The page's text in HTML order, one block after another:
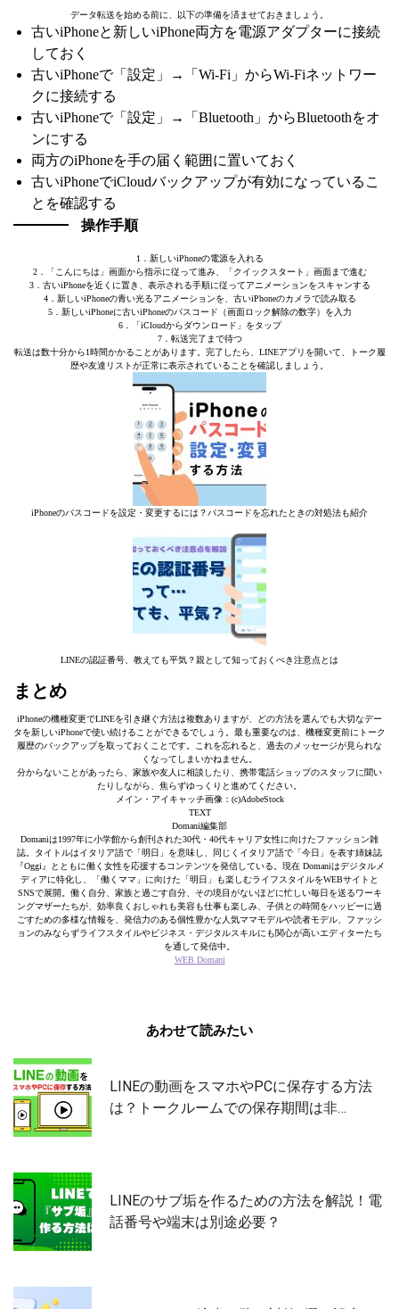
データ転送を始める前に、以下の準備を済ませておきましょう。
古いiPhoneと新しいiPhone両方を電源アダプターに接続
しておく
古いiPhoneで「設定」→「Wi-Fi」からWi-Fiネットワー
クに接続する
古いiPhoneで「設定」→「Bluetooth」からBluetoothをオ
ンにする
両方のiPhoneを手の届く範囲に置いておく
古いiPhoneでiCloudバックアップが有効になっているこ
とを確認する
操作手順
1．新しいiPhoneの電源を入れる
2．「こんにちは」画面から指示に従って進み、「クイックスタート」画面まで進む
3．古いiPhoneを近くに置き、表示される手順に従ってアニメーションをスキャンする
4．新しいiPhoneの青い光るアニメーションを、古いiPhoneのカメラで読み取る
5．新しいiPhoneに古いiPhoneのパスコード（画面ロック解除の数字）を入力
6．「iCloudからダウンロード」をタップ
7．転送完了まで待つ
転送は数十分から1時間かかることがあります。完了したら、LINEアプリを開いて、トーク履
歴や友達リストが正常に表示されていることを確認しましょう。
iPhoneのパスコードを設定・変更するには？パスコードを忘れたときの対処法も紹介
LINEの認証番号、教えても平気？親として知っておくべき注意点とは
まとめ
iPhoneの機種変更でLINEを引き継ぐ方法は複数ありますが、どの方法を選んでも大切なデー
タを新しいiPhoneで使い続けることができるでしょう。最も重要なのは、機種変更前にトーク
履歴のバックアップを取っておくことです。これを忘れると、過去のメッセージが見られな
くなってしまいかねません。
分からないことがあったら、家族や友人に相談したり、携帯電話ショップのスタッフに聞い
たりしながら、焦らずゆっくりと進めてください。
メイン・アイキャッチ画像：(c)AdobeStock
TEXT
Domani編集部
Domaniは1997年に小学館から創刊された30代・40代キャリア女性に向けたファッション雑
誌。タイトルはイタリア語で「明日」を意味し、同じくイタリア語で「今日」を表す姉妹誌
『Oggi』とともに働く女性を応援するコンテンツを発信している。現在 Domaniはデジタルメ
ディアに特化し、「働くママ」に向けた「明日」も楽しむライフスタイルをWEBサイトと
SNSで展開。働く自分、家族と過ごす自分、その境目がないほどに忙しい毎日を送るワーキ
ングマザーたちが、効率良くおしゃれも美容も仕事も楽しみ、子供との時間をハッピーに過
ごすための多様な情報を、発信力のある個性豊かな人気ママモデルや読者モデル、ファッシ
ョンのみならずライフスタイルやビジネス・デジタルスキルにも関心が高いエディターたち
を通して発信中。
WEB Domani
あわせて読みたい
LINEの動画をスマホやPCに保存する方法
は？トークルームでの保存期間は非…
LINEのサブ垢を作るための方法を解説！電
話番号や端末は別途必要？